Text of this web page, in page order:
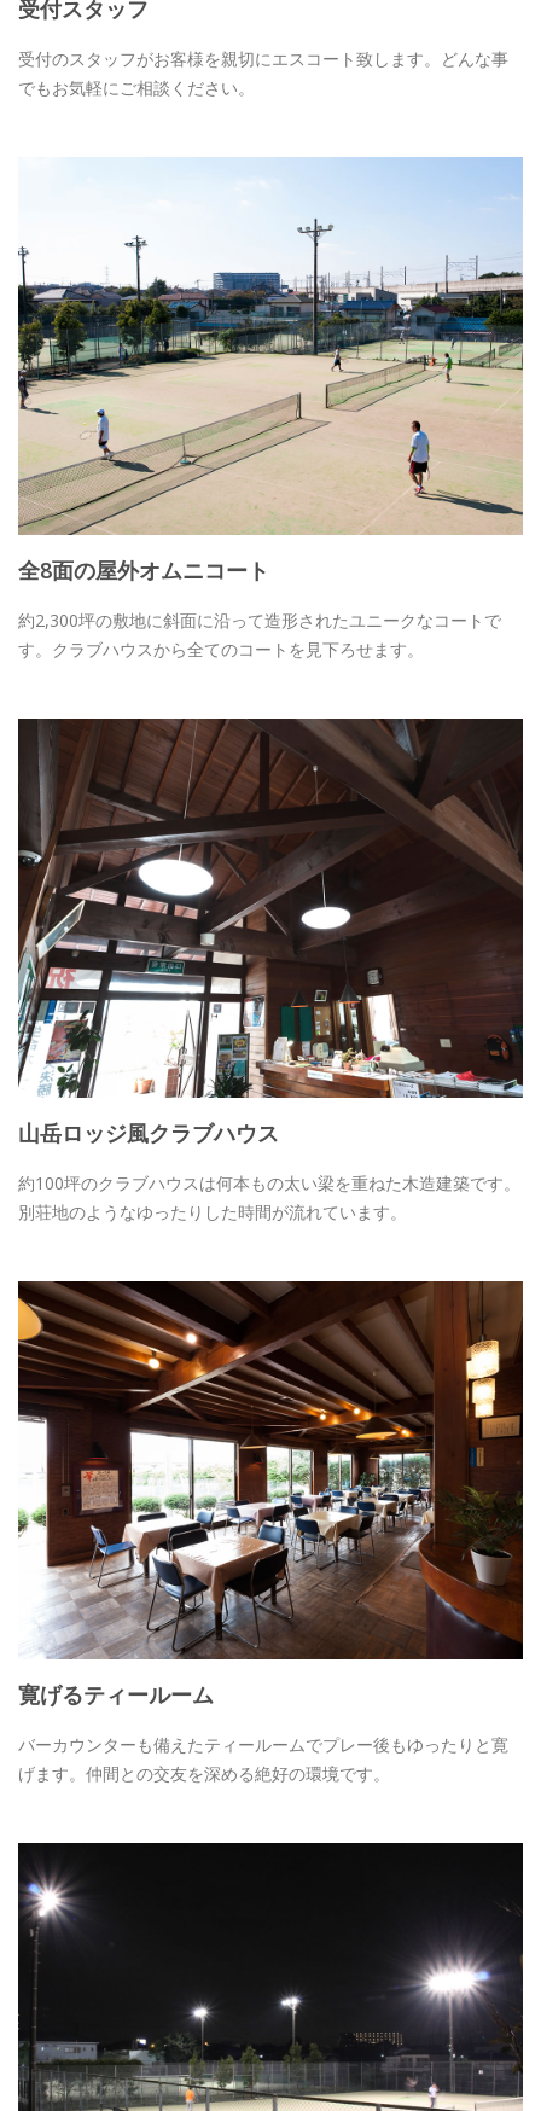
受付スタッフ
受付のスタッフがお客様を親切にエスコート致します。どんな事
でもお気軽にご相談ください。
全8面の屋外オムニコート
約2,300坪の敷地に斜面に沿って造形されたユニークなコートで
す。クラブハウスから全てのコートを見下ろせます。
山岳ロッジ風クラブハウス
約100坪のクラブハウスは何本もの太い梁を重ねた木造建築です。
別荘地のようなゆったりした時間が流れています。
寛げるティールーム
バーカウンターも備えたティールームでプレー後もゆったりと寛
げます。仲間との交友を深める絶好の環境です。